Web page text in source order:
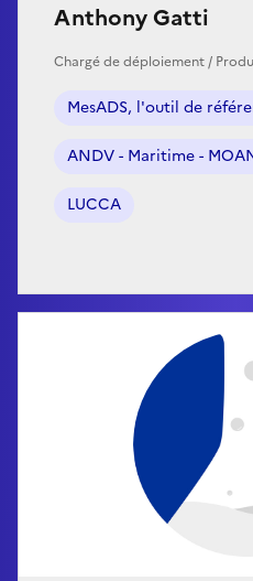
Anthony Gatti
Chargé de déploiement /
MesADS, l'outil de
ANDV - Maritime -
LUCCA